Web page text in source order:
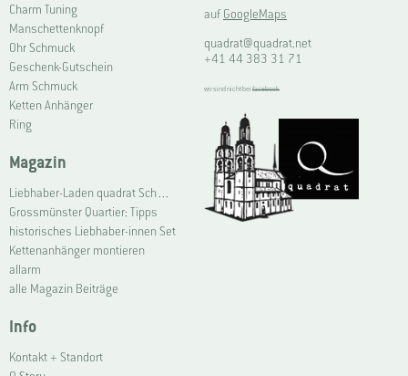
Charm Tuning
Manschettenknopf
Ohr Schmuck
Geschenk-Gutschein
Arm Schmuck
Ketten Anhänger
Ring
Magazin
Liebhaber-Laden quadrat Schmuck Grossmünster | Connoisseur Shop quadrat jewellery Grossmünster
Grossmünster Quartier: Tipps
historisches Liebhaber-innen Set
Kettenanhänger montieren
allarm
alle Magazin Beiträge
Info
Kontakt + Standort
auf GoogleMaps
quadrat@quadrat.net
+41 44 383 31 71
wir sind nicht bei facebook